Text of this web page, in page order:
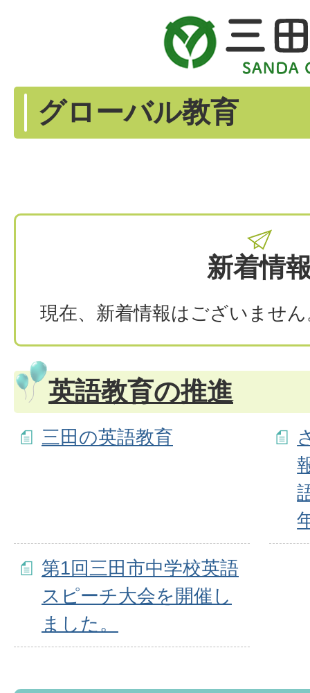
グローバル教育
新着情
現在、新着情報はございませ
英語教育の推進
三田の英語教育
第1回三田市中学校英語
スピーチ大会を開催し
ました。